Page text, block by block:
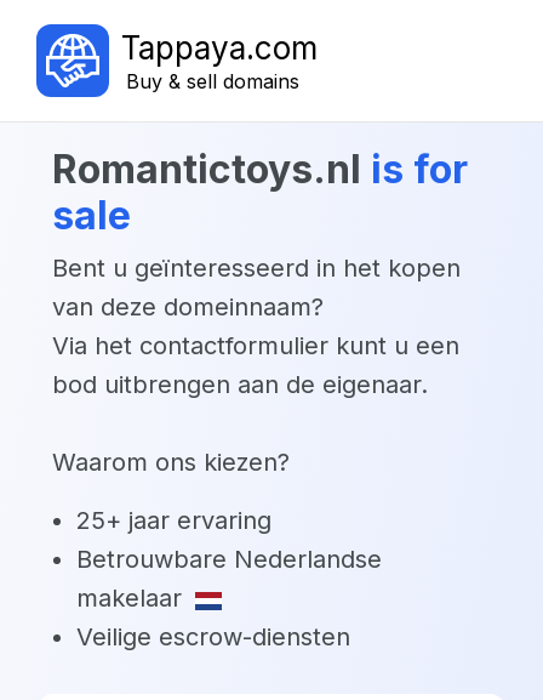
Tappaya.com
Buy & sell domains
romantictoys.nl is for
sale
Bent u geïnteresseerd in het kopen
van deze domeinnaam?
Via het contactformulier kunt u een
bod uitbrengen aan de eigenaar.
Waarom ons kiezen?
25+ jaar ervaring
Betrouwbare Nederlandse
makelaar
Veilige escrow-diensten